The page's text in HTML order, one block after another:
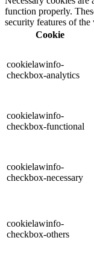
function properly.
security features of
Cookie
cookielawinfo-
checkbox-analytics
cookielawinfo-
checkbox-functional
cookielawinfo-
checkbox-necessary
cookielawinfo-
checkbox-others